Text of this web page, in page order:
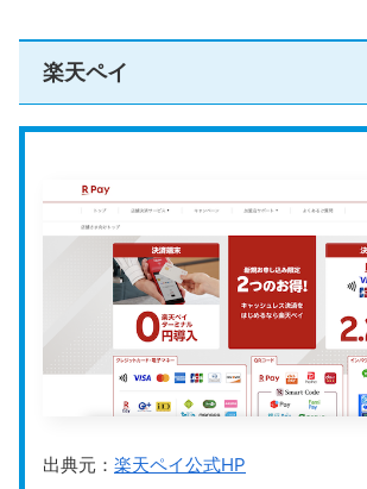
スマレジの導入を検討してい
効率化を目指す事業者におす
レジサービスです。無料で基
できるほか、売上管理や在庫
事では、スマレジの基本情報
導入方法についてまで解説しま
がら高機能なPOSレジをお探
してください。
store-and-
決済手数料
対応決済手段
電子マネー（
入金サイクル 月2回または6回
振込手数料
三井住友銀行
その他：220円
運営会社 SMBC GMO
楽天ペイ
出典元： 楽天ペイ公式HP